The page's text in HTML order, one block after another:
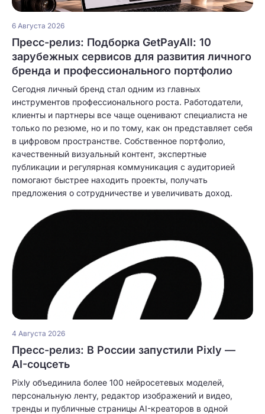
6 Августа 2026
Пресс-релиз: Подборка GetPayAll: 10
зарубежных сервисов для развития личного
бренда и профессионального портфолио
Сегодня личный бренд стал одним из главных
инструментов профессионального роста. Работодатели,
клиенты и партнеры все чаще оценивают специалиста не
только по резюме, но и по тому, как он представляет себя
в цифровом пространстве. Собственное портфолио,
качественный визуальный контент, экспертные
публикации и регулярная коммуникация с аудиторией
помогают быстрее находить проекты, получать
предложения о сотрудничестве и увеличивать доход.
4 Августа 2026
Пресс-релиз: В России запустили Pixly —
AI-соцсеть
Pixly объединила более 100 нейросетевых моделей,
персональную ленту, редактор изображений и видео,
тренды и публичные страницы AI-креаторов в одной